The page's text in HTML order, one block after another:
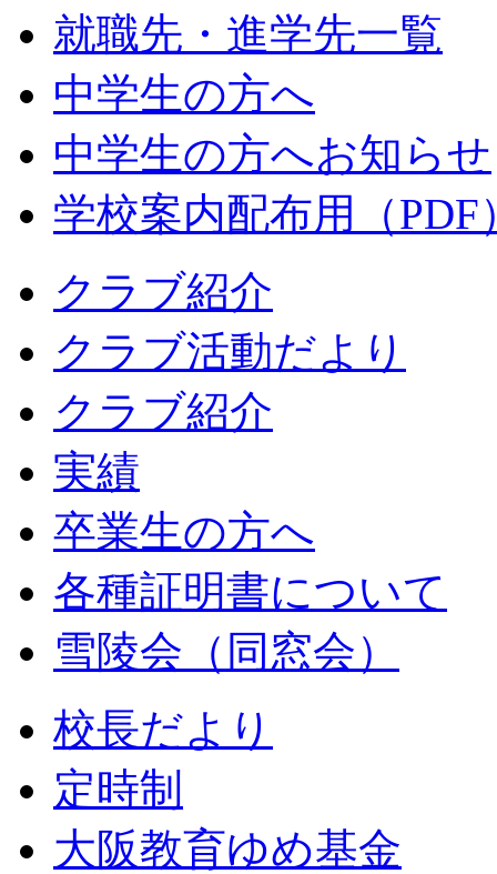
就職先・進学先一覧
中学生の方へ
中学生の方へお知らせ
学校案内配布用（PDF
クラブ紹介
クラブ活動だより
クラブ紹介
実績
卒業生の方へ
各種証明書について
雪陵会（同窓会）
校長だより
定時制
大阪教育ゆめ基金